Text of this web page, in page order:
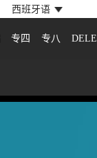
西班牙语
专四 专八 DELE